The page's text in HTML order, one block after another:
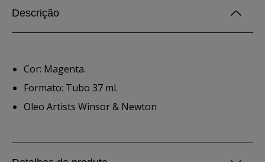
Descrição
Cor: Magenta.
Formato: Tubo 37 ml.
Oleo Artists Winsor & Newton